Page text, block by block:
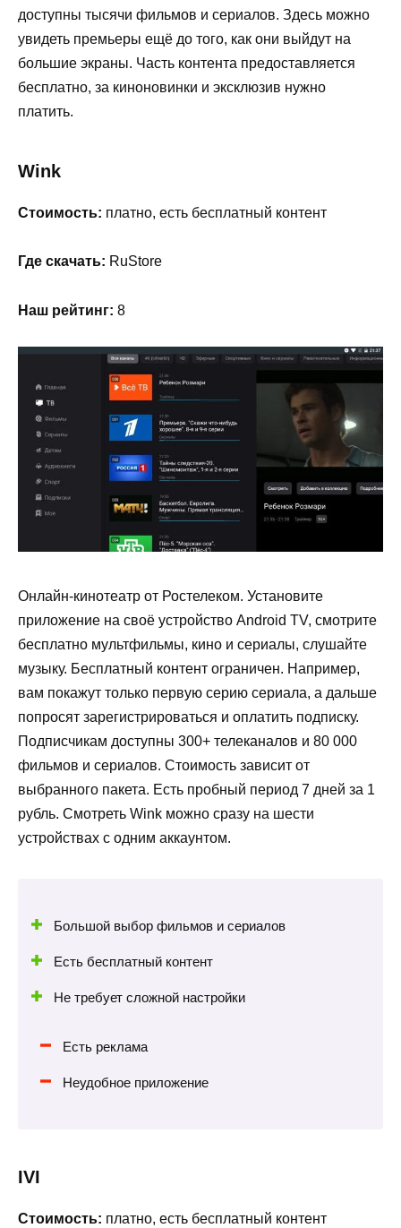
доступны тысячи фильмов и сериалов. Здесь можно
увидеть премьеры ещё до того, как они выйдут на
большие экраны. Часть контента предоставляется
бесплатно, за киноновинки и эксклюзив нужно
платить.
Wink
Стоимость: платно, есть бесплатный контент
Где скачать: RuStore
Наш рейтинг: 8
Онлайн-кинотеатр от Ростелеком. Установите
приложение на своё устройство Android TV, смотрите
бесплатно мультфильмы, кино и сериалы, слушайте
музыку. Бесплатный контент ограничен. Например,
вам покажут только первую серию сериала, а дальше
попросят зарегистрироваться и оплатить подписку.
Подписчикам доступны 300+ телеканалов и 80 000
фильмов и сериалов. Стоимость зависит от
выбранного пакета. Есть пробный период 7 дней за 1
рубль. Смотреть Wink можно сразу на шести
устройствах с одним аккаунтом.
Большой выбор фильмов и сериалов
Есть бесплатный контент
Не требует сложной настройки
Есть реклама
Неудобное приложение
IVI
Стоимость: платно, есть бесплатный контент